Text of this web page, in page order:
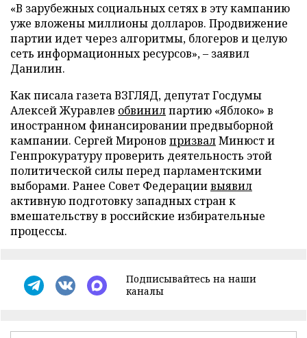
«В зарубежных социальных сетях в эту кампанию
уже вложены миллионы долларов. Продвижение
партии идет через алгоритмы, блогеров и целую
сеть информационных ресурсов», – заявил
Данилин.
Как писала газета ВЗГЛЯД, депутат Госдумы
Алексей Журавлев обвинилпартию «Яблоко» в
иностранном финансировании предвыборной
кампании. Сергей Миронов призвалМинюст и
Генпрокуратуру проверить деятельность этой
политической силы перед парламентскими
выборами. Ранее Совет Федерациивыявил
активную подготовку западных стран к
вмешательству в российские избирательные
процессы.
Подписывайтесь на наши
каналы